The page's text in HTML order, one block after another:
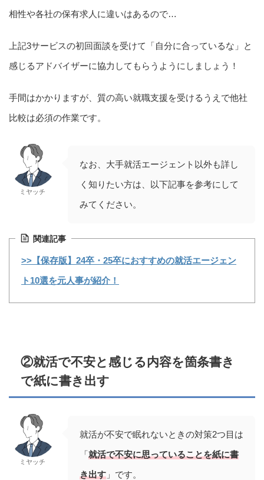
相性や各社の保有求人に違いはあるので…
上記3サービスの初回面談を受けて「自分に合っているな」と
感じるアドバイザーに協力してもらうようにしましょう！
手間はかかりますが、質の高い就職支援を受けるうえで他社
比較は必須の作業です。
ミヤッチ
なお、大手就活エージェント以外も詳し
く知りたい方は、以下記事を参考にして
みてください。
関連記事
>>【保存版】24卒・25卒におすすめの就活エージェン
ト10選を元人事が紹介！
②就活で不安と感じる内容を箇条書き
で紙に書き出す
ミヤッチ
就活が不安で眠れないときの対策2つ目は
「就活で不安に思っていることを紙に書
き出す 」です。